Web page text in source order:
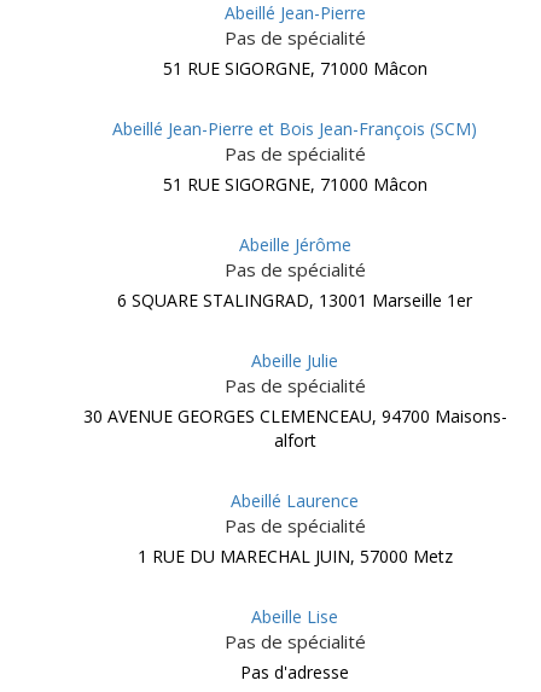
Abeillé Jean-Pierre
Pas de spécialité
51 RUE SIGORGNE, 71000 Mâcon
Abeillé Jean-Pierre et Bois Jean-François (SCM)
Pas de spécialité
51 RUE SIGORGNE, 71000 Mâcon
Abeille Jérôme
Pas de spécialité
6 SQUARE STALINGRAD, 13001 Marseille 1er
Abeille Julie
Pas de spécialité
30 AVENUE GEORGES CLEMENCEAU, 94700 Maisons-
alfort
Abeillé Laurence
Pas de spécialité
1 RUE DU MARECHAL JUIN, 57000 Metz
Abeille Lise
Pas de spécialité
Pas d'adresse